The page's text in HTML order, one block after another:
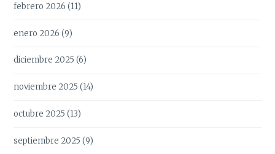
febrero 2026 (11)
enero 2026 (9)
diciembre 2025 (6)
noviembre 2025 (14)
octubre 2025 (13)
septiembre 2025 (9)